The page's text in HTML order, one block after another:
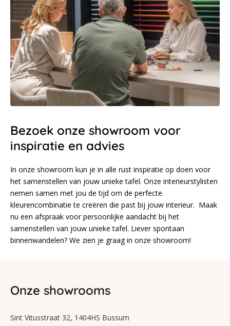
Bezoek onze showroom voor
inspiratie en advies
In onze showroom kun je in alle rust inspiratie op doen voor
het samenstellen van jouw unieke tafel. Onze interieurstylisten
nemen samen met jou de tijd om de perfecte
kleurencombinatie te creëren die past bij jouw interieur. Maak
nu een afspraak voor persoonlijke aandacht bij het
samenstellen van jouw unieke tafel. Liever spontaan
binnenwandelen? We zien je graag in onze showroom!
Onze showrooms
Sint Vitusstraat 32, 1404HS Bussum